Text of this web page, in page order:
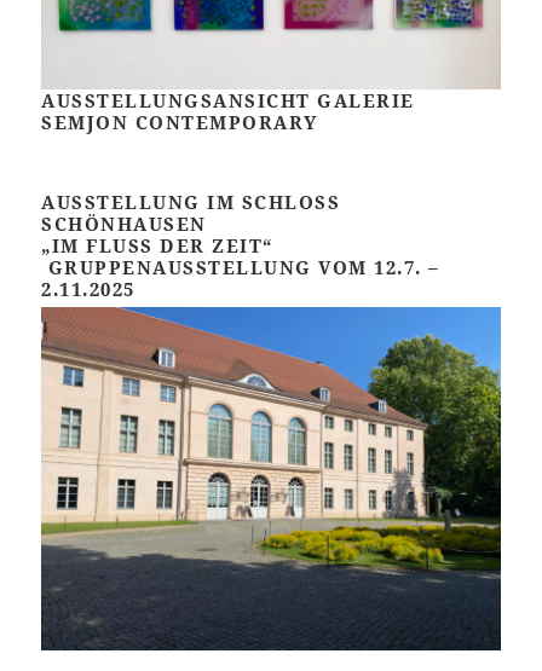
AUSSTELLUNGSANSICHT GALERIE
SEMJON CONTEMPORARY
AUSSTELLUNG IM SCHLOSS
SCHÖNHAUSEN
„IM FLUSS DER ZEIT“
GRUPPENAUSSTELLUNG VOM 12.7. –
2.11.2025